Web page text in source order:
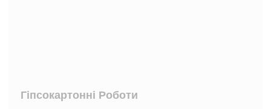
Гіпсокартонні Роботи